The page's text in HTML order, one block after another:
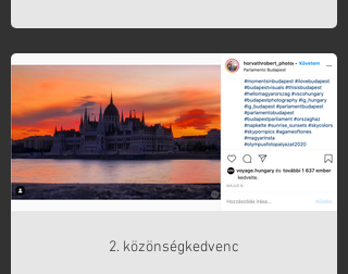
2. közönségkedvenc